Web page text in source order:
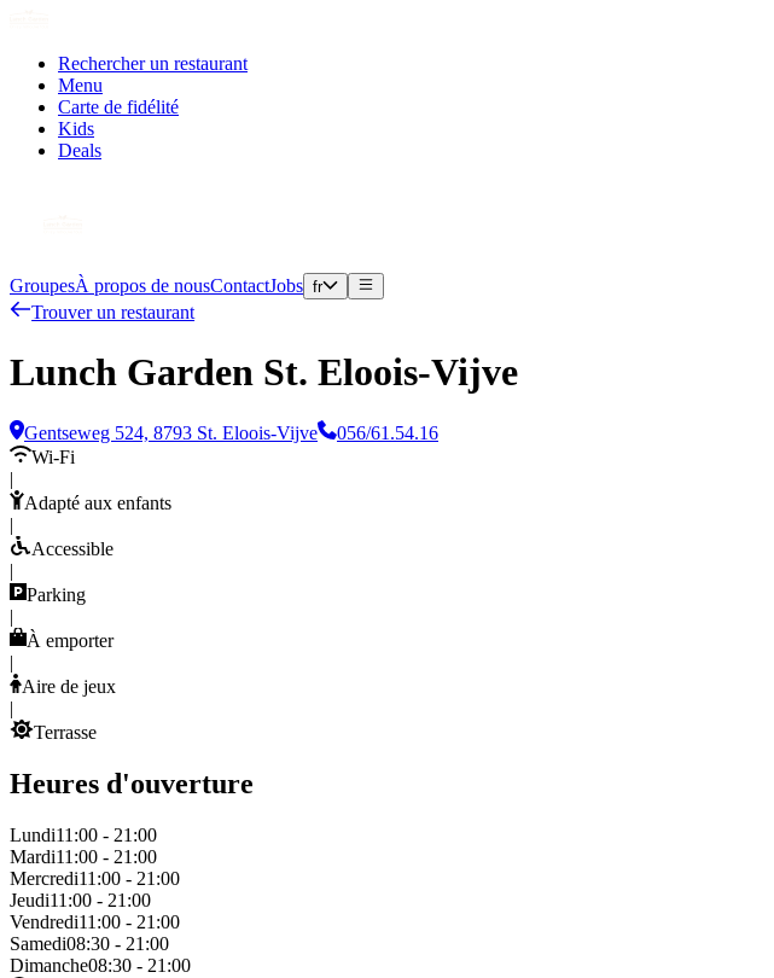
Rechercher un restaurant
Menu
Carte de fidélité
Kids
Deals
GroupesÀ propos de nousContactJobs fr
Trouver un restaurant
Lunch Garden St. Eloois-Vijve
Gentseweg 524, 8793 St. Eloois-Vijve
056/61.54.16
Wi-Fi
|
Adapté aux enfants
|
Accessible
|
Parking
|
À emporter
|
Aire de jeux
|
Terrasse
Heures d'ouverture
Lundi11:00 - 21:00
Mardi11:00 - 21:00
Mercredi11:00 - 21:00
Jeudi11:00 - 21:00
Vendredi11:00 - 21:00
Samedi08:30 - 21:00
Dimanche08:30 - 21:00